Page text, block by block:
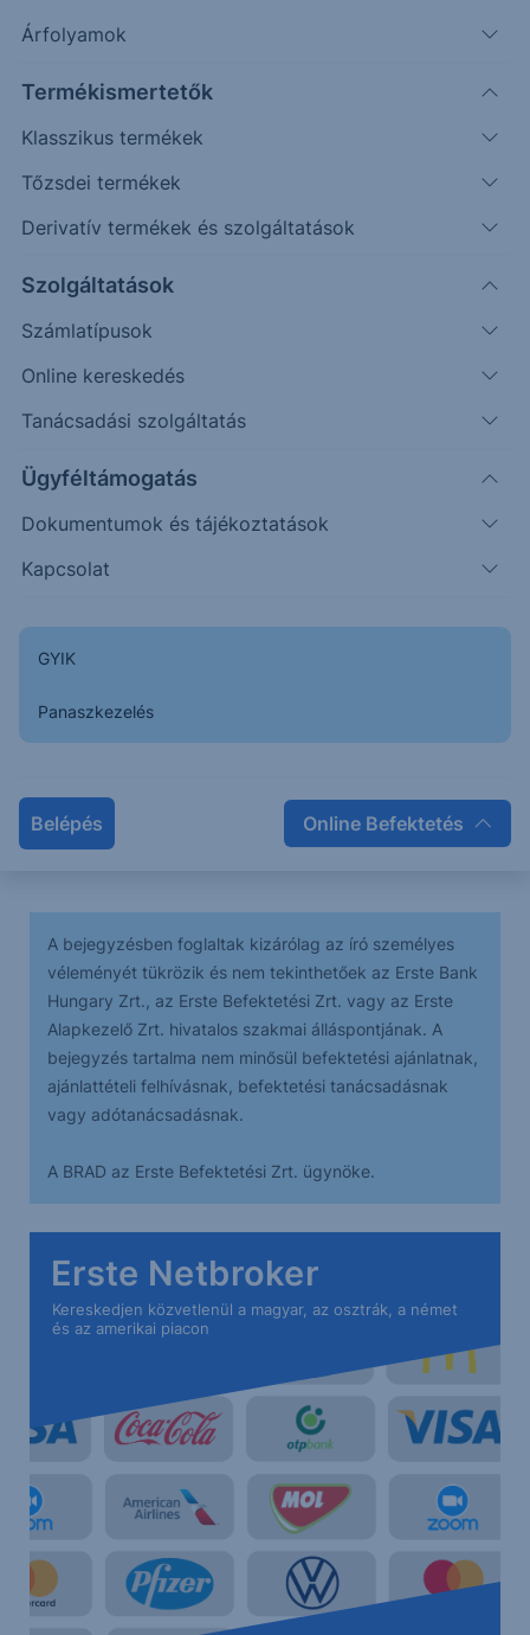
Árfolyamok
Termékismertetők
Klasszikus termékek
Tőzsdei termékek
Derivatív termékek és szolgáltatások
Szolgáltatások
Számlatípusok
Online kereskedés
Tanácsadási szolgáltatás
Ügyféltámogatás
Dokumentumok és tájékoztatások
Kapcsolat
GYIK
Panaszkezelés
Belépés Online Befektetés
Timeframe Irány
Ellenállások
Napos
Az esés lendülete eladási klimaxba vitte a papír
megnyugvás és emelkedés érkezett az elmúlt pár
napban.
A bejegyzésben foglaltak kizárólag az író személyes
véleményét tükrözik és nem tekinthetőek az Erste Bank
Hungary Zrt., az Erste Befektetési Zrt. vagy az Erste
Alapkezelő Zrt. hivatalos szakmai álláspontjának. A
bejegyzés tartalma nem minősül befektetési ajánlatnak,
ajánlattételi felhívásnak, befektetési tanácsadásnak
vagy adótanácsadásnak.
A BRAD az Erste Befektetési Zrt. ügynöke.
Erste Netbroker
Kereskedjen közvetlenül a magyar, az osztrák, a német
és az amerikai piacon